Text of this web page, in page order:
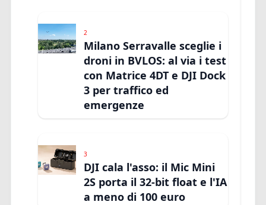
2
Milano Serravalle sceglie i
droni in BVLOS: al via i test
con Matrice 4DT e DJI Dock
3 per traffico ed
emergenze
3
DJI cala l'asso: il Mic Mini
2S porta il 32-bit float e l'IA
a meno di 100 euro